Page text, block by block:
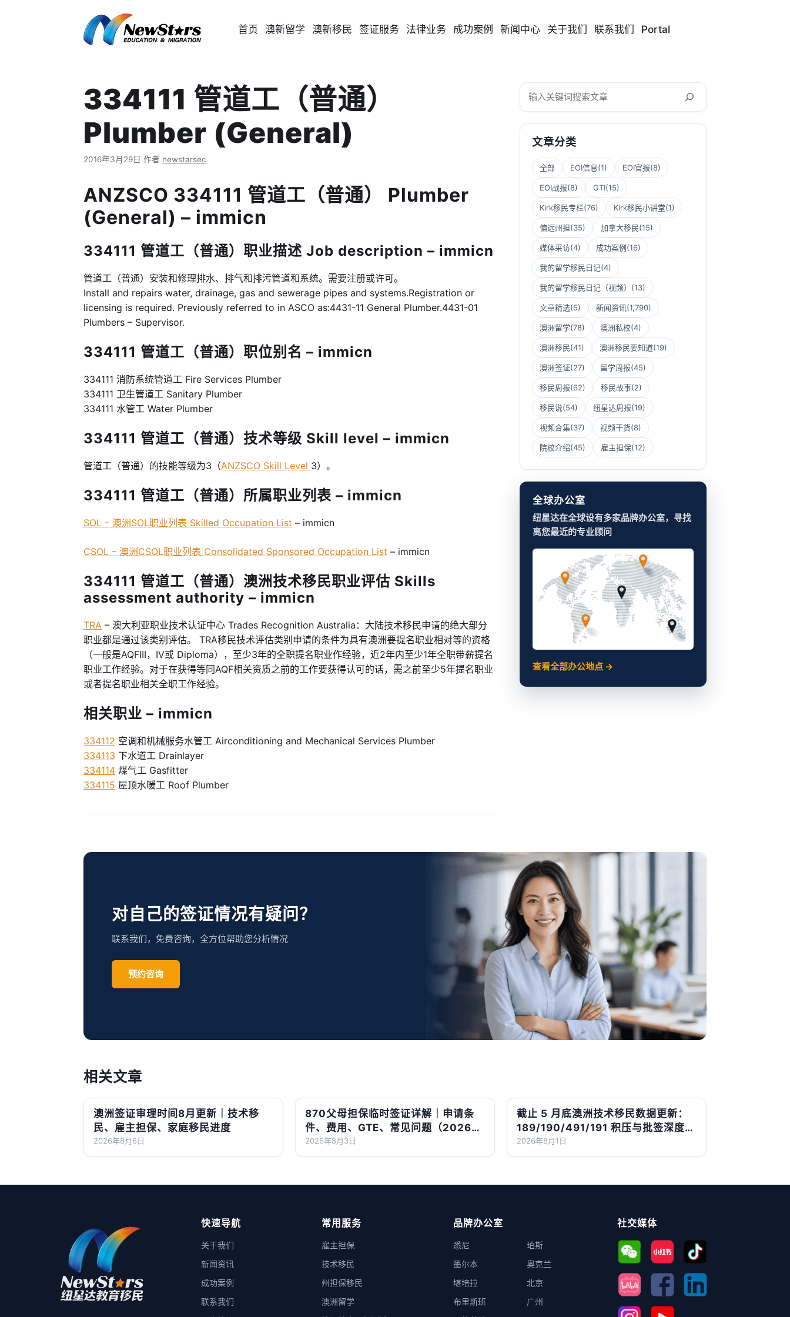
首页 澳新留学 澳新移民 签证服务 法律业务 成功案例 新闻中心 关于我们 联系我们 Portal
334111 管道工（普通）
Plumber (General)
2016年3月29日 作者 newstarsec
ANZSCO 334111 管道工（普通） Plumber
(General) – immicn
334111 管道工（普通）职业描述 Job description – immicn
管道工（普通）安装和修理排水、排气和排污管道和系统。需要注册或许可。
Install and repairs water, drainage, gas and sewerage pipes and systems.Registration or
licensing is required. Previously referred to in ASCO as:4431-11 General Plumber.4431-01
Plumbers – Supervisor.
334111 管道工（普通）职位别名 – immicn
334111 消防系统管道工 Fire Services Plumber
334111 卫生管道工 Sanitary Plumber
334111 水管工 Water Plumber
334111 管道工（普通）技术等级 Skill level – immicn
管道工（普通）的技能等级为3（ANZSCO Skill Level 3）。
334111 管道工（普通）所属职业列表 – immicn
SOL – 澳洲SOL职业列表 Skilled Occupation List – immicn
CSOL – 澳洲CSOL职业列表 Consolidated Sponsored Occupation List – immicn
334111 管道工（普通）澳洲技术移民职业评估 Skills
assessment authority – immicn
TRA – 澳大利亚职业技术认证中心 Trades Recognition Australia：大陆技术移民申请的绝大部分
职业都是通过该类别评估。 TRA移民技术评估类别申请的条件为具有澳洲要提名职业相对等的资格
（一般是AQFIII，IV或 Diploma），至少3年的全职提名职业作经验，近2年内至少1年全职带薪提名
职业工作经验。对于在获得等同AQF相关资质之前的工作要获得认可的话，需之前至少5年提名职业
或者提名职业相关全职工作经验。
相关职业 – immicn
334112 空调和机械服务水管工 Airconditioning and Mechanical Services Plumber
334113 下水道工 Drainlayer
334114 煤气工 Gasfitter
334115 屋顶水暖工 Roof Plumber
搜
文章分类
全部 EOI信息(1) EOI官报(8)
EOI战报(8) GTI(15)
Kirk移民专栏(76) Kirk移民小讲堂(1)
偏远州担(35) 加拿大移民(15)
媒体采访(4) 成功案例(16)
我的留学移民日记(4)
我的留学移民日记（视频） (13)
文章精选(5) 新闻资讯(1,790)
澳洲留学(78) 澳洲私校(4)
澳洲移民(41) 澳洲移民要知道(19)
澳洲签证(27) 留学周报(45)
移民周报(62) 移民故事(2)
移民说(54) 纽星达周报(19)
视频合集(37) 视频干货(8)
院校介绍(45) 雇主担保(12)
全球办公室
纽星达在全球设有多家品牌办公室，寻找
离您最近的专业顾问
查看全部办公地点 →
对自己的签证情况有疑问？
联系我们，免费咨询，全方位帮助您分析情况
预约咨询
相关文章
澳洲签证审理时间8月更新｜技术移
民、雇主担保、家庭移民进度
2026年8月6日
870父母担保临时签证详解｜申请条
件、费用、GTE、常见问题（2026最
新版）
2026年8月3日
截止 5 月底澳洲技术移民数据更新：
189/190/491/191 积压与批签深度解
读
2026年8月1日
快速导航
关于我们
新闻资讯
成功案例
联系我们
常用服务
雇主担保
技术移民
州担保移民
澳洲留学
品牌办公室
悉尼
墨尔本
堪培拉
布里斯班
珀斯
奥克兰
北京
广州
社交媒体